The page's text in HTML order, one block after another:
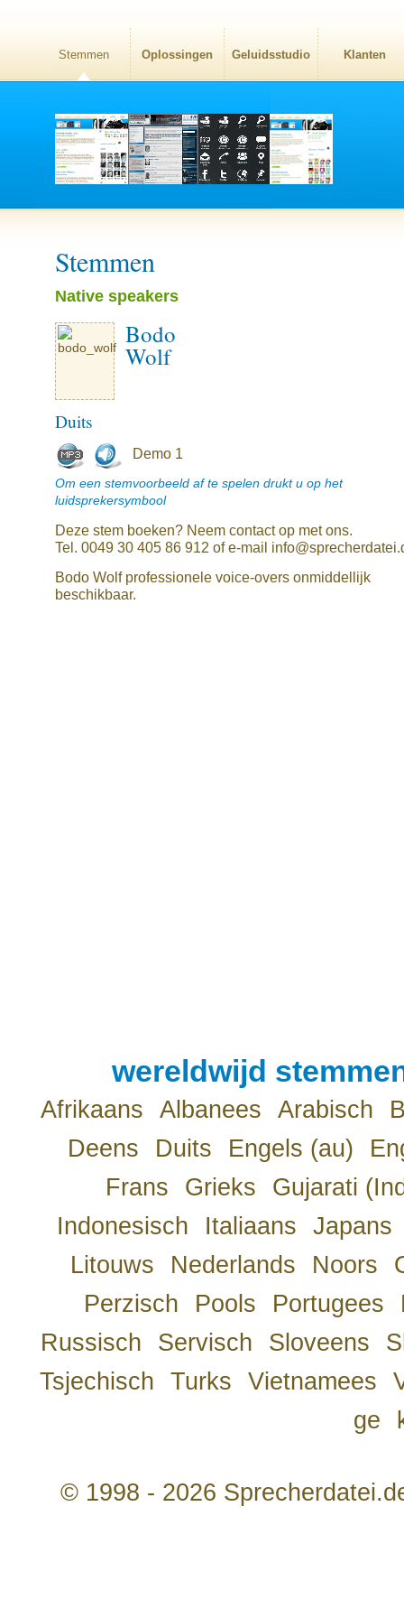
Stemmen Oplossingen Geluidsstudio Klanten
Stemmen
Native speakers
Bodo
Wolf
Duits
Demo 1
Om een stemvoorbeeld af te spelen drukt u op het
luidsprekersymbool
Deze stem boeken? Neem contact op met ons.
Tel. 0049 30 405 86 912 of e-mail
Bodo Wolf professionele voice-overs onmiddellijk
beschikbaar.
wereldwijd
Afrikaans Albanees Arabisch
Deens
Duits Engels (au)
Frans
Grieks
Gujarati
Indonesisch
Italiaans
Japans
Litouws
Nederlands Noors
Perzisch
Pools Portugees
Russisch
Servisch Sloveens
Tsjechisch
Turks Vietnamees
ge
© 1998 - 2026